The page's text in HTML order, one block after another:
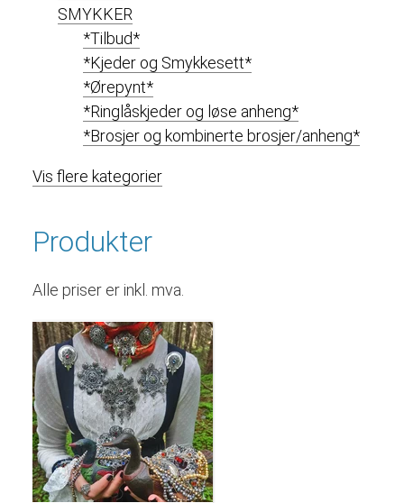
SMYKKER
*Tilbud*
*Kjeder og Smykkesett*
*Ørepynt*
*Ringlåskjeder og løse anheng*
*Brosjer og kombinerte brosjer/anheng*
Vis flere kategorier
Produkter
Alle priser er inkl. mva.